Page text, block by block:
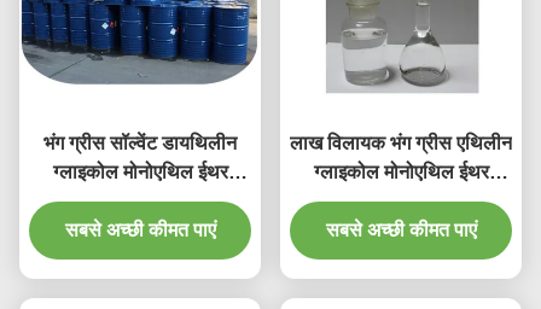
भंग ग्रीस सॉल्वेंट डायथिलीन
ग्लाइकोल मोनोएथिल ईथर
एसीटेट डीसीएसी कैस 112-15-
2
सबसे अच्छी कीमत पाएं
लाख विलायक भंग ग्रीस एथिलीन
ग्लाइकोल मोनोएथिल ईथर
एसीटेट सीएसी कैस नं 111-15-
9
सबसे अच्छी कीमत पाएं